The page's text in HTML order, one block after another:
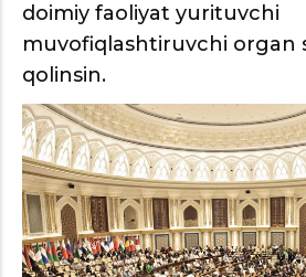
doimiy faoliyat yurituvchi
muvofiqlashtiruvchi organ
qolinsin.